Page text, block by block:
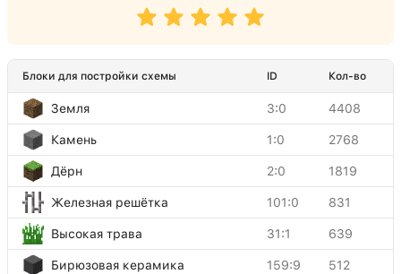
Блоки для постройки схемы ID Кол-во
Земля 3:0 4408
Камень 1:0 2768
Дёрн 2:0 1819
Железная решётка 101:0 831
Высокая трава 31:1 639
Бирюзовая керамика 159:9 512